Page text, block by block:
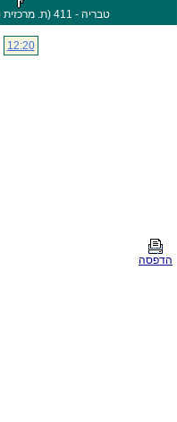
טבריה - 411 (ת. מרכזית טבריה / הורדה)
12:20
הדפסה